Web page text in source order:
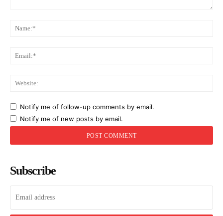
Notify me of follow-up comments by email.
Notify me of new posts by email.
Subscribe